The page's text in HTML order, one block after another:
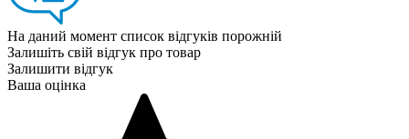
На даний момент список відгуків порожній
Залишіть свій відгук про товар
Залишити відгук
Ваша оцінка